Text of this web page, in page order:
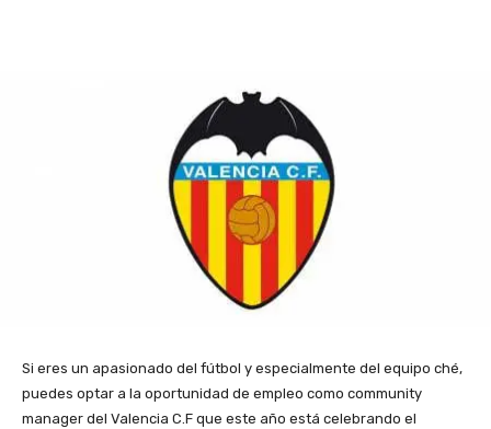
Si eres un apasionado del fútbol y especialmente del equipo ché,
puedes optar a la oportunidad de empleo como community
manager del Valencia C.F que este año está celebrando el